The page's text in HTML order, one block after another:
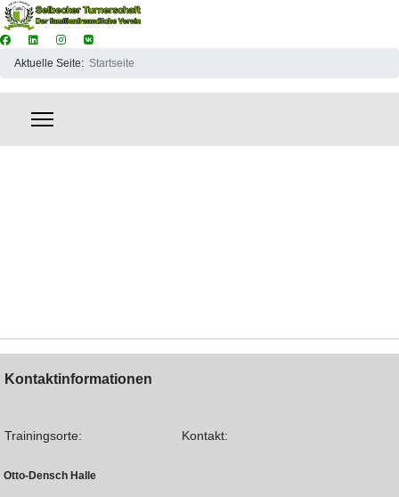
Aktuelle Seite: Startseite
Kontaktinformationen
Trainingsorte: Kontakt:
Otto-Densch Halle